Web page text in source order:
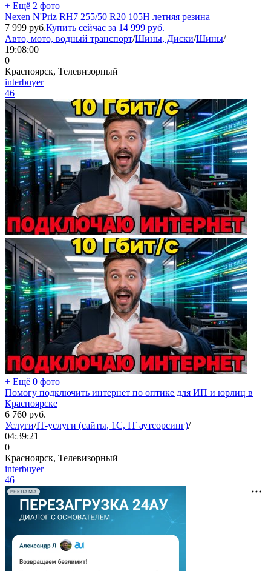
+ Ещё 2 фото
Nexen N'Priz RH7 255/50 R20 105H летняя резина
7 999 руб.Купить сейчас за 14 999 руб.
Авто, мото, водный транспорт/Шины, Диски/Шины/
19:08:00
0
Красноярск, Телевизорный
interbuyer
46
+ Ещё 0 фото
Помогу подключить интернет по оптике для ИП и юрлиц в
Красноярске
6 760 руб.
Услуги/IT-услуги (сайты, 1C, IT аутсорсинг)/
04:39:21
0
Красноярск, Телевизорный
interbuyer
46
РЕКЛАМА